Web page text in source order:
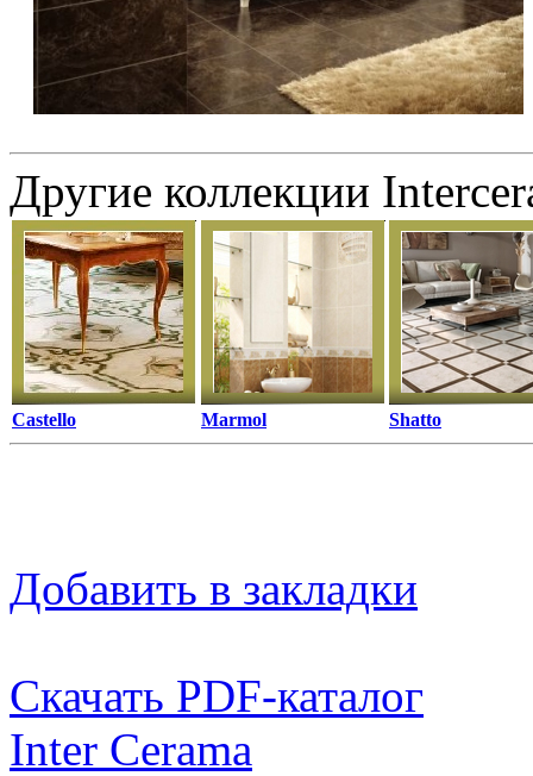
Другие коллекции
Castello Marmol Shatto
Добавить в закладки
Скачать PDF-каталог
Inter Cerama